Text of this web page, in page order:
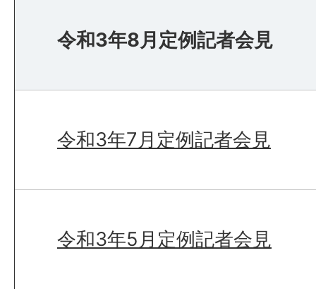
令和3年8月定例記者会見
令和3年7月定例記者会見
令和3年5月定例記者会見